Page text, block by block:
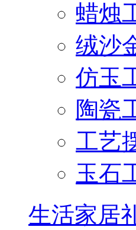
蜡烛
绒沙
仿玉
陶瓷
工艺
玉石
生活家居